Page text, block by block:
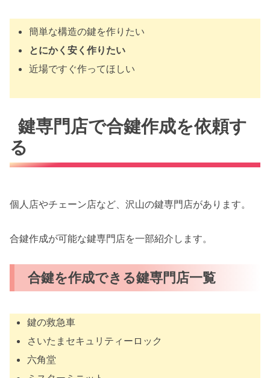
簡単な構造の鍵を作りたい
とにかく安く作りたい
近場ですぐ作ってほしい
鍵専門店で合鍵作成を依頼す
る
個人店やチェーン店など、沢山の鍵専門店があります。
合鍵作成が可能な鍵専門店を一部紹介します。
合鍵を作成できる鍵専門店一覧
鍵の救急車
さいたまセキュリティーロック
六角堂